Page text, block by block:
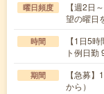
曜日頻度
【週2日
望の曜日
時間
【1日5
ト例日
期間
【急募
から）